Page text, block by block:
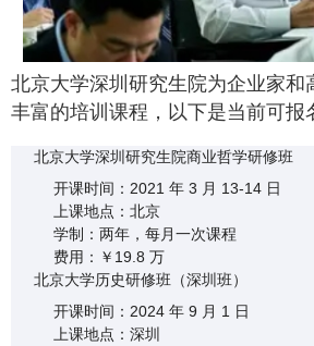
北京大学深圳研究生院为企业家和
丰富的培训课程，以下是当前可报
北京大学深圳研究生院商业哲学研修班
开课时间：2021 年 3 月 13-14 日
上课地点：北京
学制：两年，每月一次课程
费用：￥19.8 万
北京大学历史研修班（深圳班）
开课时间：2024 年 9 月 1 日
上课地点：深圳